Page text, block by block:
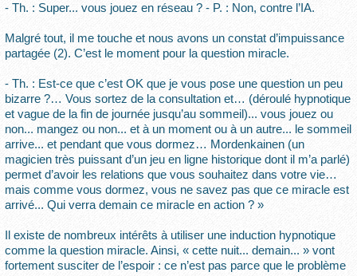
- Th. : Super... vous jouez en réseau ? - P. : Non, contre l’IA.
Malgré tout, il me touche et nous avons un constat d’impuissance
partagée (2). C’est le moment pour la question miracle.
- Th. : Est-ce que c’est OK que je vous pose une question un peu
bizarre ?… Vous sortez de la consultation et… (déroulé hypnotique
et vague de la fin de journée jusqu’au sommeil)... vous jouez ou
non... mangez ou non... et à un moment ou à un autre... le sommeil
arrive... et pendant que vous dormez… Mordenkainen (un
magicien très puissant d’un jeu en ligne historique dont il m’a parlé)
permet d’avoir les relations que vous souhaitez dans votre vie…
mais comme vous dormez, vous ne savez pas que ce miracle est
arrivé... Qui verra demain ce miracle en action ? »
Il existe de nombreux intérêts à utiliser une induction hypnotique
comme la question miracle. Ainsi, « cette nuit... demain... » vont
fortement susciter de l’espoir : ce n’est pas parce que le problème